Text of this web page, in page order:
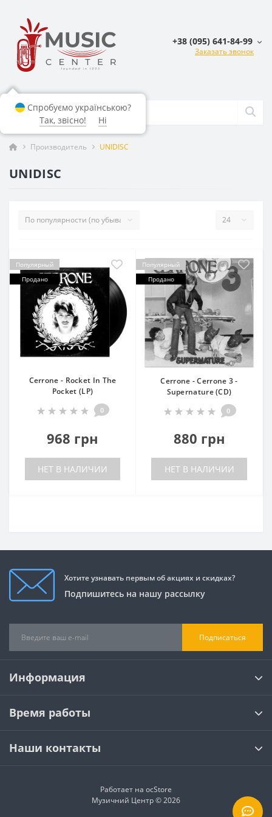
+38 (095) 641-84-99
Заказать звонок
Производитель UNIDISC
UNIDISC
Популярный
Продано
Cerrone - Rocket In The
Pocket (LP)
0
968 грн
НЕТ В НАЛИЧИИ
Популярный
Продано
Cerrone - Cerrone 3 -
Supernature (CD)
0
880 грн
НЕТ В НАЛИЧИИ
Хотите узнавать первым об акциях и скидках?
Подпишитесь на нашу рассылку
Подписаться
Информация
Время работы
Наши контакты
Работает на ocStore
Музичний Центр © 2026
Спробуємо українською?
Так, звісно!
Ні